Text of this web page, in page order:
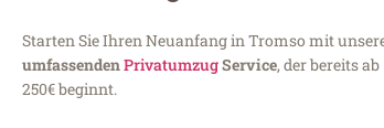
Starten Sie Ihren Neuanfang in Tromso mit
umfassendenPrivatumzugService, der bereits ab
250€ beginnt.